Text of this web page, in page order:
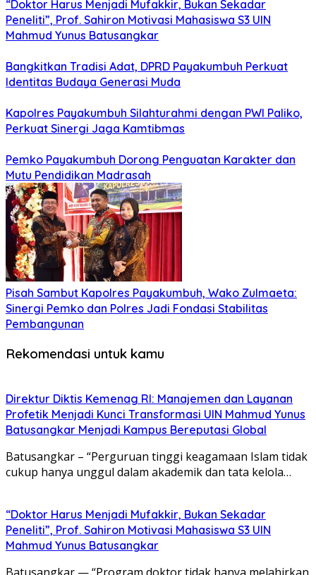
“Doktor Harus Menjadi Mufakkir, Bukan Sekadar
Peneliti”, Prof. Sahiron Motivasi Mahasiswa S3 UIN
Mahmud Yunus Batusangkar
Bangkitkan Tradisi Adat, DPRD Payakumbuh Perkuat
Identitas Budaya Generasi Muda
Kapolres Payakumbuh Silahturahmi dengan PWI Paliko,
Perkuat Sinergi Jaga Kamtibmas
Pemko Payakumbuh Dorong Penguatan Karakter dan
Mutu Pendidikan Madrasah
Pisah Sambut Kapolres Payakumbuh, Wako Zulmaeta:
Sinergi Pemko dan Polres Jadi Fondasi Stabilitas
Pembangunan
Rekomendasi untuk kamu
Direktur Diktis Kemenag RI: Manajemen dan Layanan
Profetik Menjadi Kunci Transformasi UIN Mahmud Yunus
Batusangkar Menjadi Kampus Bereputasi Global
Batusangkar – “Perguruan tinggi keagamaan Islam tidak
cukup hanya unggul dalam akademik dan tata kelola…
“Doktor Harus Menjadi Mufakkir, Bukan Sekadar
Peneliti”, Prof. Sahiron Motivasi Mahasiswa S3 UIN
Mahmud Yunus Batusangkar